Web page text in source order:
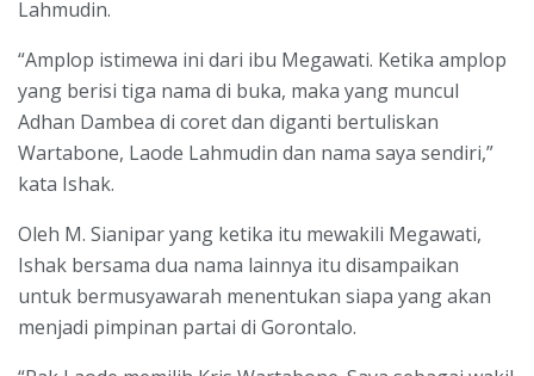
Lahmudin.
“Amplop istimewa ini dari ibu Megawati. Ketika amplop
yang berisi tiga nama di buka, maka yang muncul
Adhan Dambea di coret dan diganti bertuliskan
Wartabone, Laode Lahmudin dan nama saya sendiri,”
kata Ishak.
Oleh M. Sianipar yang ketika itu mewakili Megawati,
Ishak bersama dua nama lainnya itu disampaikan
untuk bermusyawarah menentukan siapa yang akan
menjadi pimpinan partai di Gorontalo.